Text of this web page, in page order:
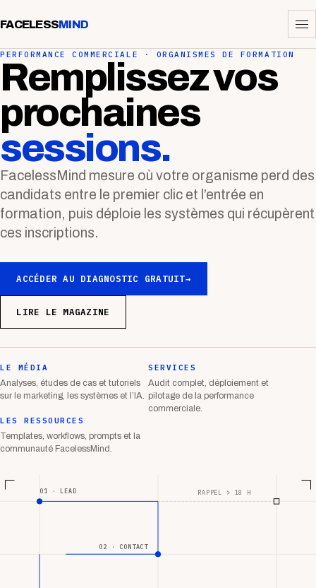
FACELESSMIND
PERFORMANCE COMMERCIALE · ORGANISMES DE FORMATION
Remplissez vos
prochaines
sessions.
FacelessMind mesure où votre organisme perd des
candidats entre le premier clic et l’entrée en
formation, puis déploie les systèmes qui récupèrent
ces inscriptions.
ACCÉDER AU DIAGNOSTIC GRATUIT→
LIRE LE MAGAZINE
LE MÉDIA
Analyses, études de cas et tutoriels
sur le marketing, les systèmes et l’IA.
SERVICES
Audit complet, déploiement et
pilotage de la performance
commerciale.
LES RESSOURCES
Templates, workflows, prompts et la
communauté FacelessMind.
01 · LEAD
02 · CONTACT
RAPPEL > 18 H